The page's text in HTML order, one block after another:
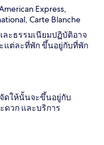
Express,
Carte Blanche
ะธรรมเนียมปฏิบัติอาจ
แต่ละที่พัก ขึ้นอยู่กับที่พัก
ดให้นั้นจะขึ้นอยู่กับ
ดวก และบริการ